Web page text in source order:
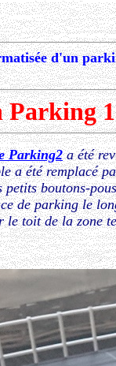
d'un
Parking
Parking2a été
a été remplacé
petits boutons-
de parking le
toit de la zone